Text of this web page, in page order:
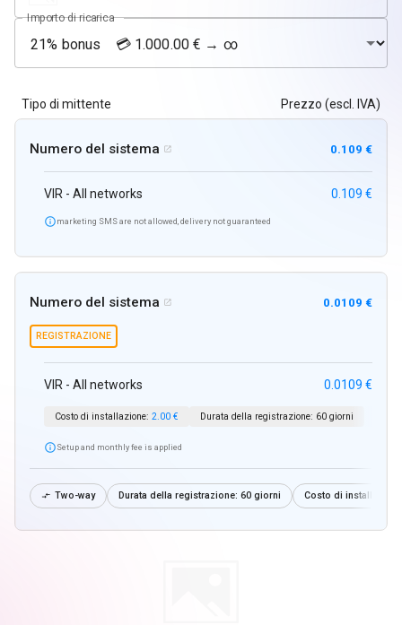
Importo di ricarica
Tipo di mittente Prezzo (escl. IVA)
Numero del sistema  0.109 €
VIR - All networks 0.109 €
marketing SMS are not allowed, delivery not guaranteed
Numero del sistema  0.0109 €
REGISTRAZIONE
VIR - All networks 0.0109 €
Costo di installazione: 2.00 € Durata della registrazione: 60 giorni
Setup and monthly fee is applied
 Two-way Durata della registrazione: 60 giorni Costo di